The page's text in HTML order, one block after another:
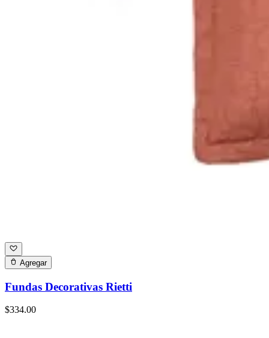
Agregar
Fundas Decorativas Rietti
$334.00